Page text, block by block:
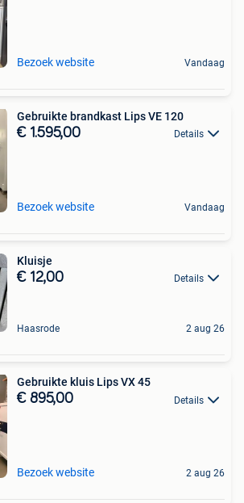
Bezoek website Vandaag
Gebruikte brandkast Lips VE 120
€ 1.595,00 Details
Bezoek website Vandaag
Kluisje
€ 12,00 Details
Haasrode 2 aug 26
Gebruikte kluis Lips VX 45
€ 895,00 Details
Bezoek website 2 aug 26